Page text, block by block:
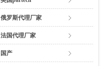
俄罗斯代理厂家
法国代理厂家
国产